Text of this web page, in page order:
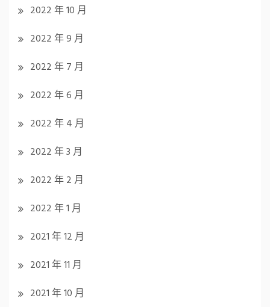
2022 年 10 月
2022 年 9 月
2022 年 7 月
2022 年 6 月
2022 年 4 月
2022 年 3 月
2022 年 2 月
2022 年 1 月
2021 年 12 月
2021 年 11 月
2021 年 10 月